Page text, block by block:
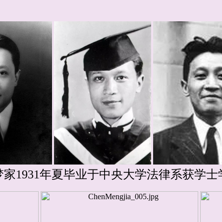
家1931年夏毕业于中央大学法律系获学士